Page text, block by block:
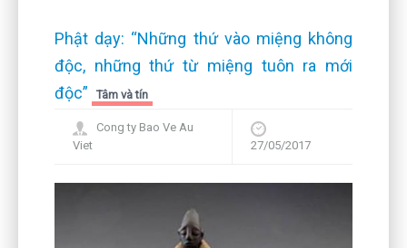
Phật dạy: “Những thứ vào miệng không
độc, những thứ từ miệng tuôn ra mới
độc”
Tâm và tín
Cong ty Bao Ve Au
Viet
27/05/2017